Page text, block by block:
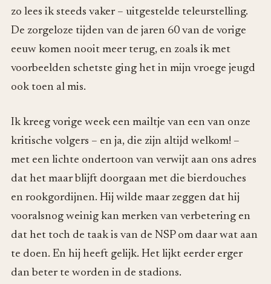
zo lees ik steeds vaker – uitgestelde teleurstelling.
De zorgeloze tijden van de jaren 60 van de vorige
eeuw komen nooit meer terug, en zoals ik met
voorbeelden schetste ging het in mijn vroege jeugd
ook toen al mis.
Ik kreeg vorige week een mailtje van een van onze
kritische volgers – en ja, die zijn altijd welkom! –
met een lichte ondertoon van verwijt aan ons adres
dat het maar blijft doorgaan met die bierdouches
en rookgordijnen. Hij wilde maar zeggen dat hij
vooralsnog weinig kan merken van verbetering en
dat het toch de taak is van de NSP om daar wat aan
te doen. En hij heeft gelijk. Het lijkt eerder erger
dan beter te worden in de stadions.